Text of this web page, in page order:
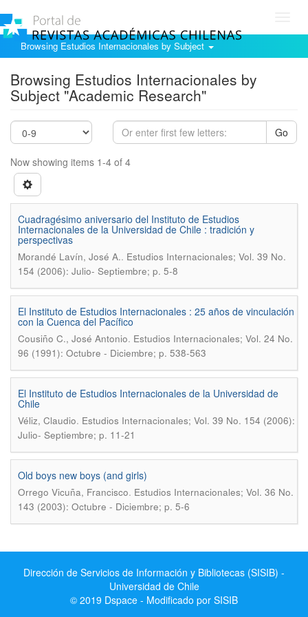
Browsing Estudios Internacionales by Subject
Browsing Estudios Internacionales by
Subject "Academic Research"
Go
Now showing items 1-4 of 4
Cuadragésimo aniversario del Instituto de Estudios
Internacionales de la Universidad de Chile : tradición y
perspectivas
Morandé Lavín, José A.. Estudios Internacionales; Vol. 39 No.
154 (2006): Julio- Septiembre; p. 5-8
El Instituto de Estudios Internacionales : 25 años de vinculación
con la Cuenca del Pacífico
Cousiño C., José Antonio. Estudios Internacionales; Vol. 24 No.
96 (1991): Octubre - Diciembre; p. 538-563
El Instituto de Estudios Internacionales de la Universidad de
Chile
Véliz, Claudio. Estudios Internacionales; Vol. 39 No. 154 (2006):
Julio- Septiembre; p. 11-21
Old boys new boys (and girls)
Orrego Vicuña, Francisco. Estudios Internacionales; Vol. 36 No.
143 (2003): Octubre - Diciembre; p. 5-6
Dirección de Servicios de Información y Bibliotecas (SISIB) -
Universidad de Chile
© 2019 Dspace - Modificado por SISIB